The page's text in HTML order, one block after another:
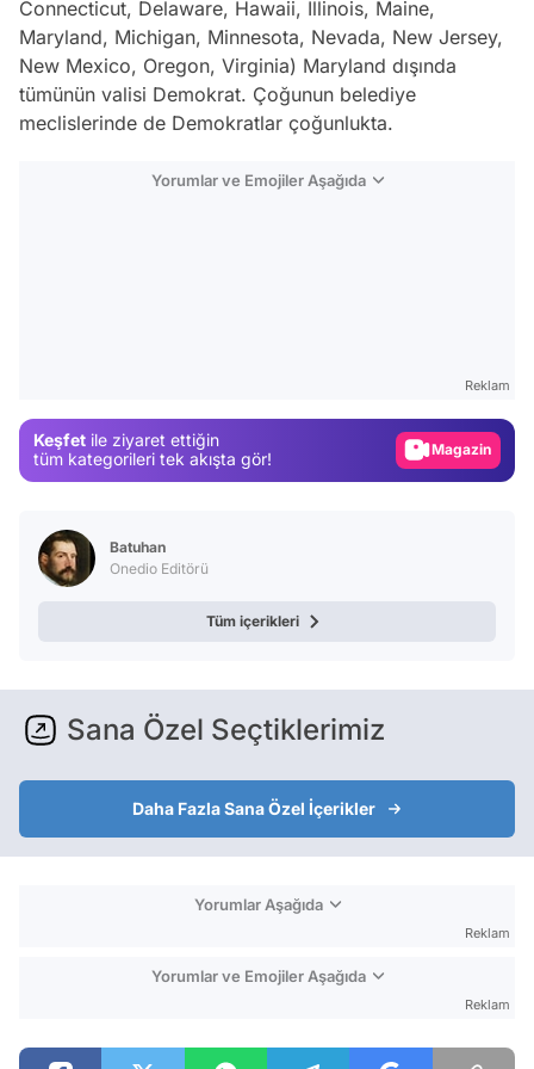
Connecticut, Delaware, Hawaii, Illinois, Maine,
Maryland, Michigan, Minnesota, Nevada, New Jersey,
New Mexico, Oregon, Virginia) Maryland dışında
tümünün valisi Demokrat. Çoğunun belediye
meclislerinde de Demokratlar çoğunlukta.
Yorumlar ve Emojiler Aşağıda
Reklam
Keşfet ile ziyaret ettiğin
tüm kategorileri tek akışta gör!
Video
Batuhan
Onedio Editörü
Tüm içerikleri
Sana Özel Seçtiklerimiz
Daha Fazla Sana Özel İçerikler
Yorumlar Aşağıda
Reklam
Yorumlar ve Emojiler Aşağıda
Reklam